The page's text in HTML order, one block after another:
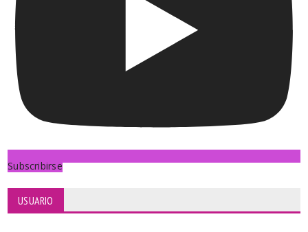
Subscribirse
USUARIO